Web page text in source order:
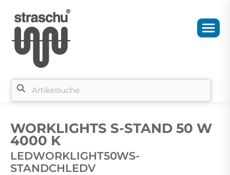
WORKLIGHTS S-STAND 50 W
4000 K
LEDWORKLIGHT50WS-
STANDCHLEDV